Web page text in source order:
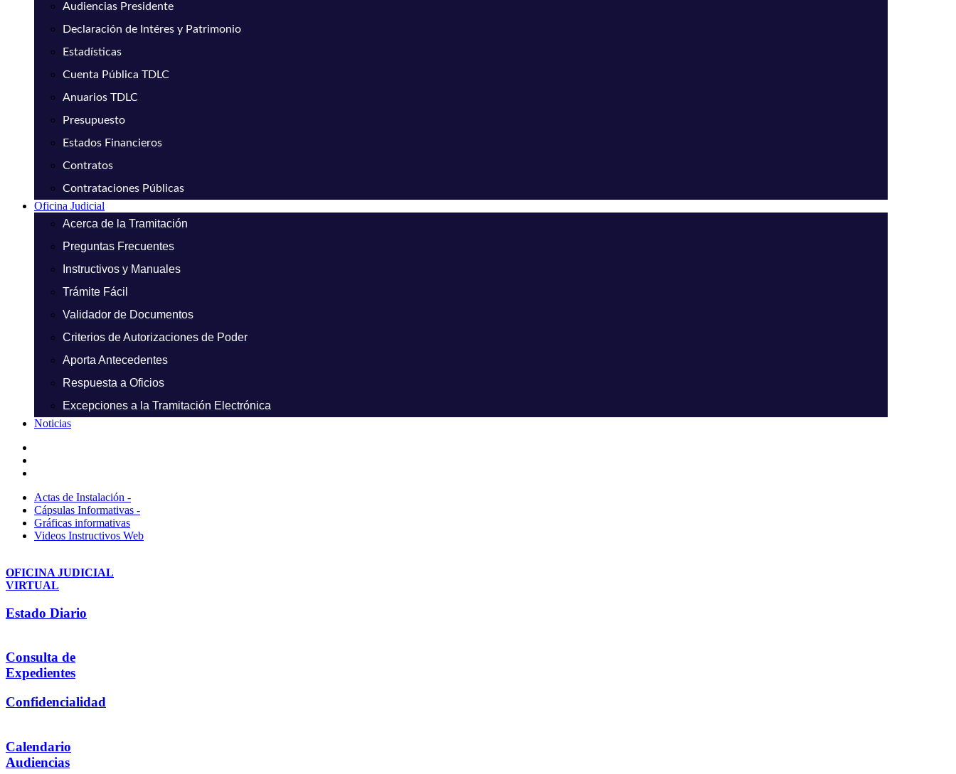
Audiencias Presidente
Declaración de Intéres y Patrimonio
Estadísticas
Cuenta Pública TDLC
Anuarios TDLC
Presupuesto
Estados Financieros
Contratos
Contrataciones Públicas
Oficina Judicial
Acerca de la Tramitación
Preguntas Frecuentes
Instructivos y Manuales
Trámite Fácil
Validador de Documentos
Criterios de Autorizaciones de Poder
Aporta Antecedentes
Respuesta a Oficios
Excepciones a la Tramitación Electrónica
Noticias
Actas de Instalación -
Cápsulas Informativas -
Gráficas informativas
Videos Instructivos Web
OFICINA JUDICIAL
VIRTUAL
Estado Diario
Consulta de
Expedientes
Confidencialidad
Calendario
Audiencias